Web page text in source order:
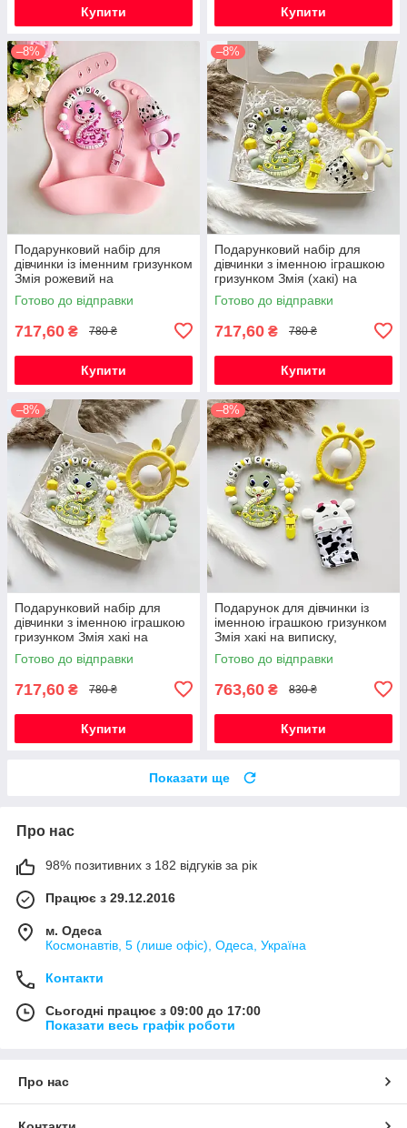
Купити Купити
–8%
Подарунковий набір для
дівчинки із іменним гризунком
Змія рожевий на
народження, хрестини,
виписку, півроку
Готово до відправки
717,60 ₴ 780 ₴
Купити
–8%
Подарунковий набір для
дівчинки з іменною іграшкою
гризунком Змія (хакі) на
виписку, хрестини, півроку
Готово до відправки
717,60 ₴ 780 ₴
Купити
–8%
Подарунковий набір для
дівчинки з іменною іграшкою
гризунком Змія хакі на
виписку, хрестини, півроку
Готово до відправки
717,60 ₴ 780 ₴
Купити
–8%
Подарунок для дівчинки із
іменною іграшкою гризунком
Змія хакі на виписку,
хрестини, півроку,
народження
Готово до відправки
763,60 ₴ 830 ₴
Купити
Показати ще
Про нас
98% позитивних з 182 відгуків за рік
Працює з 29.12.2016
м. Одеса
Космонавтів, 5 (лише офіс), Одеса, Україна
Контакти
Сьогодні працює з 09:00 до 17:00
Показати весь графік роботи
Про нас